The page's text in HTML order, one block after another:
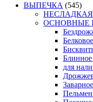
ВЫПЕЧКА (545)
ОСНОВНЫЕ
Блинное
для